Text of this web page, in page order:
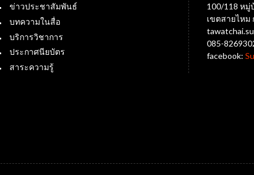
ข่าวประชาสัมพันธ์
บทความในสื่อ
บริการวิชาการ
ประกาศนียบัตร
สาระความรู้
100/118 หมู่
เขตสายไหม
085-
facebook: